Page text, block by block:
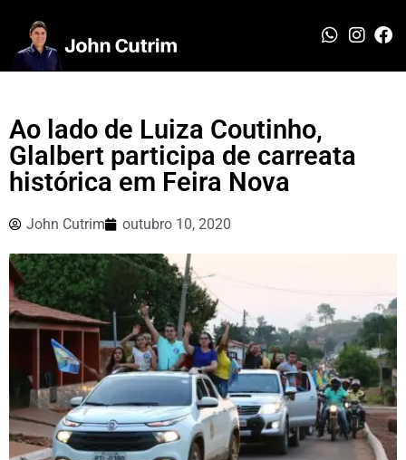
Ao lado de Luiza Coutinho,
Glalbert participa de carreata
histórica em Feira Nova
John Cutrim outubro 10, 2020